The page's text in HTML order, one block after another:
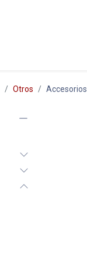
Otros Accesorios